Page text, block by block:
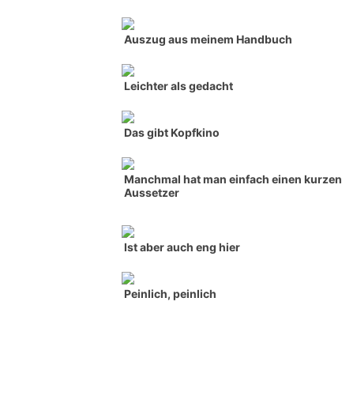
Auszug aus meinem Handbuch
Leichter als gedacht
Das gibt Kopfkino
Manchmal hat man einfach einen kurzen
Aussetzer
Ist aber auch eng hier
Peinlich, peinlich